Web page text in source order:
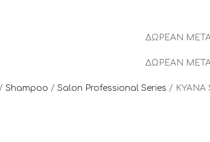
ΔΩΡΕΑΝ
ΔΩΡΕΑΝ
Shampoo Salon Professional Series